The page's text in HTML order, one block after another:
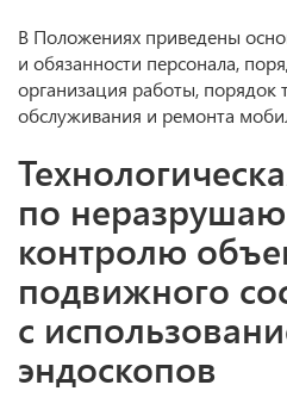
В Положениях приведены
и обязанности персонала,
организация работы, порядок
обслуживания и ремонта
по
контролю
подвижного
с
эндоскопов